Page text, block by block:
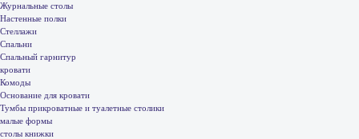
Журнальные столы
Настенные полки
Стеллажи
Спальни
Спальный гарнитур
кровати
Комоды
Основание для кровати
Тумбы прикроватные и туалетные столики
малые формы
столы книжки